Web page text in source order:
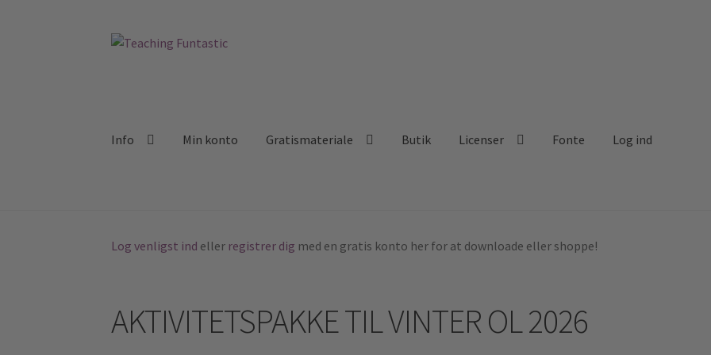
Spring
Spring
Info Min konto Gratismateriale Butik Licenser Fonte Log ind
Log venligst ind eller registrer dig med en gratis konto her for at downloade eller shoppe!
AKTIVITETSPAKKE TIL VINTER OL 2026